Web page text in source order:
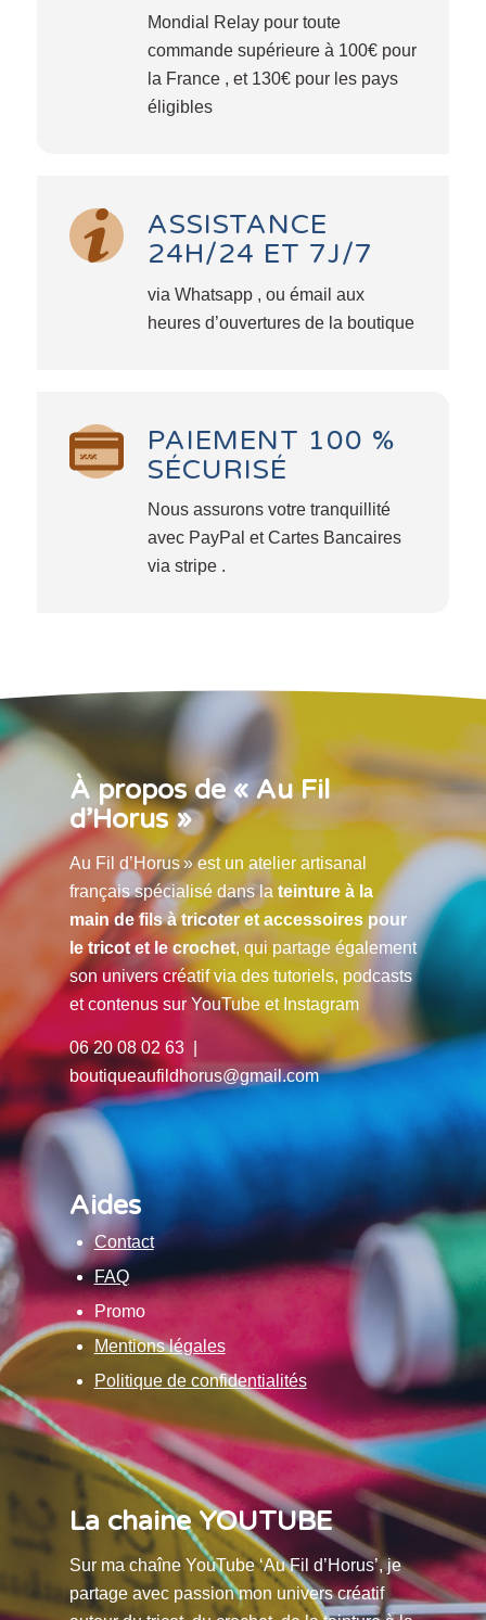
Mondial Relay pour toute
commande supérieure à 100€ pour
la France , et 130€ pour les pays
éligibles
ASSISTANCE
24H/24 ET 7J/7
via Whatsapp , ou émail aux
heures d’ouvertures de la boutique
PAIEMENT 100 %
SÉCURISÉ
Nous assurons votre tranquillité
avec PayPal et Cartes Bancaires
via stripe .
À propos de « Au Fil
d’Horus »
Au Fil d’Horus » est un atelier artisanal
français spécialisé dans la teinture à la
main de fils à tricoter et accessoires pour
le tricot et le crochet, qui partage également
son univers créatif via des tutoriels, podcasts
et contenus sur YouTube et Instagram
06 20 08 02 63 |
boutiqueaufildhorus@gmail.com
Aides
Contact
FAQ
Promo
Mentions légales
Politique de confidentialités
La chaine YOUTUBE
Sur ma chaîne YouTube ‘Au Fil d’Horus’, je
partage avec passion mon univers créatif